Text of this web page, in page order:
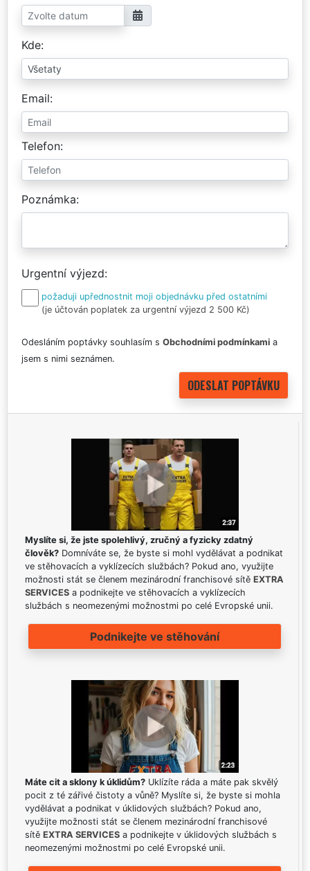
Kde
Email
Telefon
Poznámka
Urgentní výjezd
požaduji upřednostnit moji objednávku před ostatními
(je účtován poplatek za urgentní výjezd 2 500 Kč)
Odesláním poptávky souhlasím s Obchodními podmínkami a
jsem s nimi seznámen.
Myslíte si, že jste spolehlivý, zručný a fyzicky zdatný
člověk? Domníváte se, že byste si mohl vydělávat a podnikat
ve stěhovacích a vyklízecích službách? Pokud ano, využijte
možnosti stát se členem mezinárodní franchisové sítě EXTRA
SERVICES a podnikejte ve stěhovacích a vyklízecích
službách s neomezenými možnostmi po celé Evropské unii.
Podnikejte ve stěhování
Máte cit a sklony k úklidům? Uklízíte ráda a máte pak skvělý
pocit z té zářivé čistoty a vůně? Myslíte si, že byste si mohla
vydělávat a podnikat v úklidových službách? Pokud ano,
využijte možnosti stát se členem mezinárodní franchisové
sítě EXTRA SERVICES a podnikejte v úklidových službách s
neomezenými možnostmi po celé Evropské unii.